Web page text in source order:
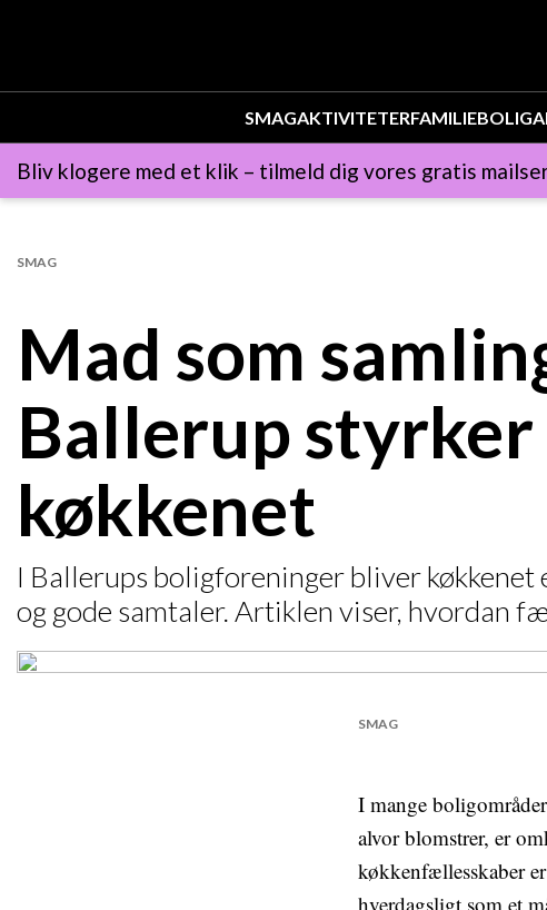
SMAGAKTIVITETERFAMILIEBOLIG
Bliv klogere med et klik – tilmeld dig vores gratis
Mad som
Ballerup
køkkenet
SMAG
I Ballerups boligforeninger bliver
og gode samtaler. Artiklen viser, hvordan
SMAG
I mange
alvor blomstrer, er
køkkenfællesskaber
hverdagsligt som et